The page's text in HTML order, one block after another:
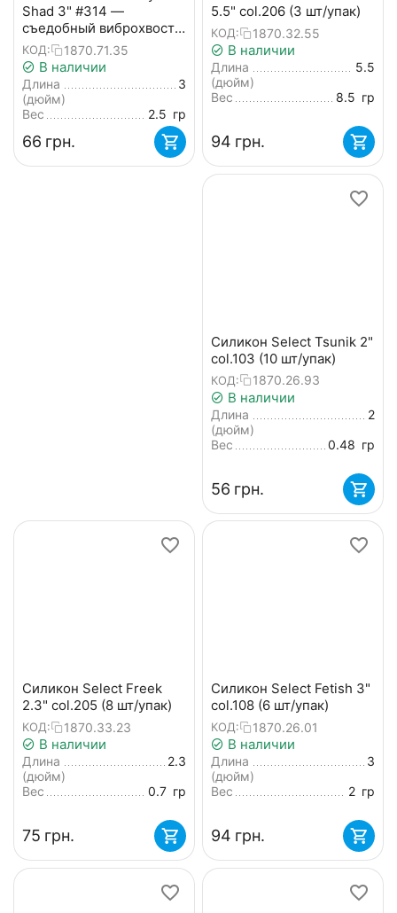
Shad 3" #314 —
съедобный виброхвост
для судака, щуки и
большого окуня (5 шт/
упак)
КОД: 1870.71.35
В наличии
Длина
(дюйм)
3
Вес
2.5 гр
‍66‍ грн.
5.5" col.206 (3 шт/упак)
КОД: 1870.32.55
В наличии
Длина
(дюйм)
5.5
Вес
8.5 гр
‍94‍ грн.
Силикон Select Tsunik 2"
col.103 (10 шт/упак)
КОД: 1870.26.93
В наличии
Длина
(дюйм)
2
Вес
0.48 гр
‍56‍ грн.
Силикон Select Freek
2.3" col.205 (8 шт/упак)
КОД: 1870.33.23
В наличии
Длина
(дюйм)
2.3
Вес
0.7 гр
‍75‍ грн.
Силикон Select Fetish 3"
col.108 (6 шт/упак)
КОД: 1870.26.01
В наличии
Длина
(дюйм)
3
Вес
2 гр
‍94‍ грн.